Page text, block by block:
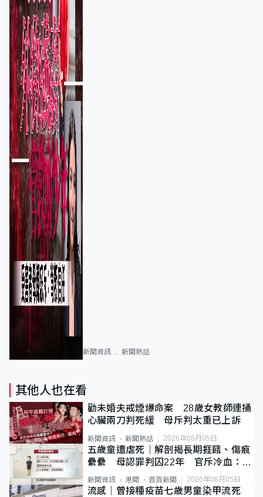
新聞資訊 新聞熱話
其他人也在看
勸未婚夫戒煙爆命案 28歲女教師連捅
心臟兩刀判死緩 母斥判太重已上訴
新聞資訊 新聞熱話 2026年08月05日
五歲童遭虐死｜解剖揭長期捱餓、傷痕
纍纍 母認罪判囚22年 官斥冷血：同
類案最惡劣
新聞資訊 港聞 首頁新聞 2026年08月05日
流感｜曾接種疫苗七歲男童染甲流死